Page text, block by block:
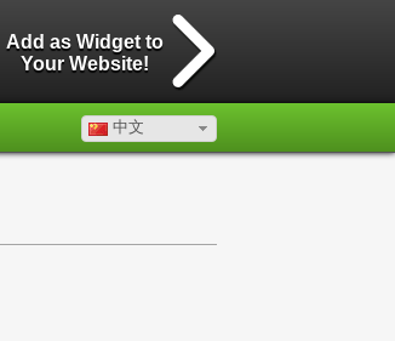
Add as Widget to
Your Website!
中文